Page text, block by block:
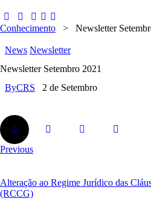
Conhecimento > Newsletter
News Newsletter
Newsletter Setembro 2021
ByCRS 2 de Setembro
Previous
Alteração ao Regime Jurídico das
(RCCG)